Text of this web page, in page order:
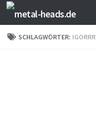
Zum Inhalt springen
SCHLAGWÖRTER: IGORRR